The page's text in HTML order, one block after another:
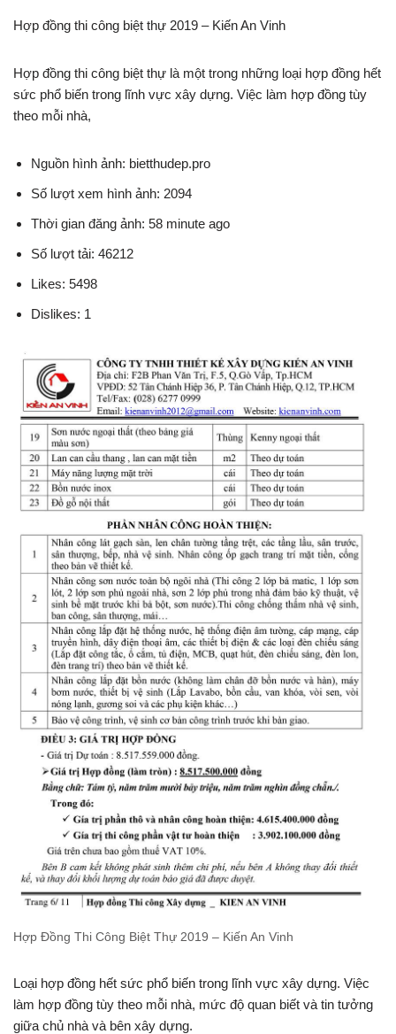
Hợp đồng thi công biệt thự 2019 – Kiến An Vinh
Hợp đồng thi công biệt thự là một trong những loại hợp đồng hết
sức phổ biến trong lĩnh vực xây dựng. Việc làm hợp đồng tùy
theo mỗi nhà,
Nguồn hình ảnh: bietthudep.pro
Số lượt xem hình ảnh: 2094
Thời gian đăng ảnh: 58 minute ago
Số lượt tải: 46212
Likes: 5498
Dislikes: 1
Hợp Đồng Thi Công Biệt Thự 2019 – Kiến An Vinh
Loại hợp đồng hết sức phổ biến trong lĩnh vực xây dựng. Việc
làm hợp đồng tùy theo mỗi nhà, mức độ quan biết và tin tưởng
giữa chủ nhà và bên xây dựng.